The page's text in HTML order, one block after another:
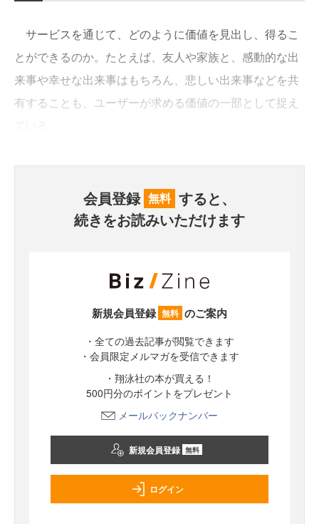
サービスを通じて、どのように価値を見出し、得るこ
とができるのか。たとえば、友人や家族と、感動的な出
来事や幸せな出来事はもちろん、悲しい出来事などを共
有することも、ユーザーが求める価値の一部として捉え
会員登録 無料 すると、
続きをお読みいただけます
新規会員登録 無料 のご案内
・全ての過去記事が閲覧できます
・会員限定メルマガを受信できます
・翔泳社の本が買える！
500円分のポイントをプレゼント
メールバックナンバー
新規会員登録 無料
ログイン